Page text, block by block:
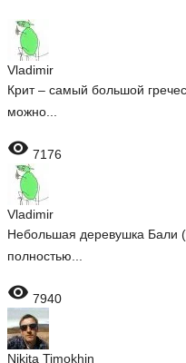
Vladimir
Крит – самый большой
можно...
 7176
Vladimir
Небольшая деревушка Бали
полностью...
 7940
Nikita Timokhin